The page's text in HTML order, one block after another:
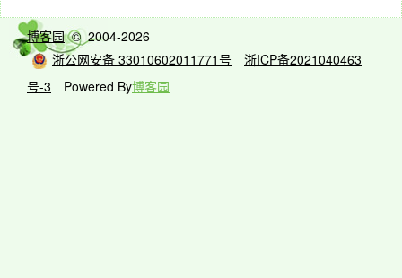
博客园© 2004-2026
浙公网安备 33010602011771号
浙ICP备2021040463
号-3
Powered By博客园